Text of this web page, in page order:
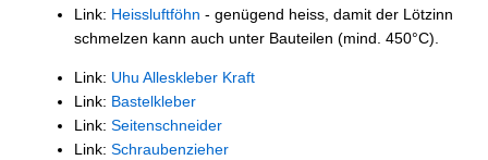
Link: Heissluftföhn - genügend heiss, damit der Lötzinn
schmelzen kann auch unter Bauteilen (mind. 450°C).
Link: Uhu Alleskleber Kraft
Link: Bastelkleber
Link: Seitenschneider
Link: Schraubenzieher